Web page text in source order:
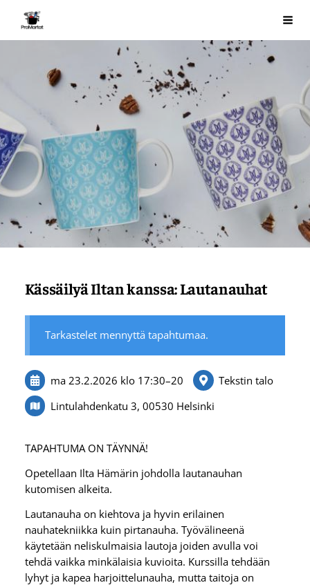
Siirry
sivun
ProMartat ry
Kässäilyä Iltan kanssa: Lautanauhat
Tarkastelet mennyttä tapahtumaa.
ma 23.2.2026 klo 17:30–20
Tekstin talo
Lintulahdenkatu 3, 00530 Helsinki
TAPAHTUMA ON TÄYNNÄ!
Opetellaan Ilta Hämärin johdolla lautanauhan
kutomisen alkeita.
Lautanauha on kiehtova ja hyvin erilainen
nauhatekniikka kuin pirtanauha. Työvälineenä
käytetään neliskulmaisia lautoja joiden avulla voi
tehdä vaikka minkälaisia kuvioita. Kurssilla tehdään
lyhyt ja kapea harjoittelunauha, mutta taitoja on